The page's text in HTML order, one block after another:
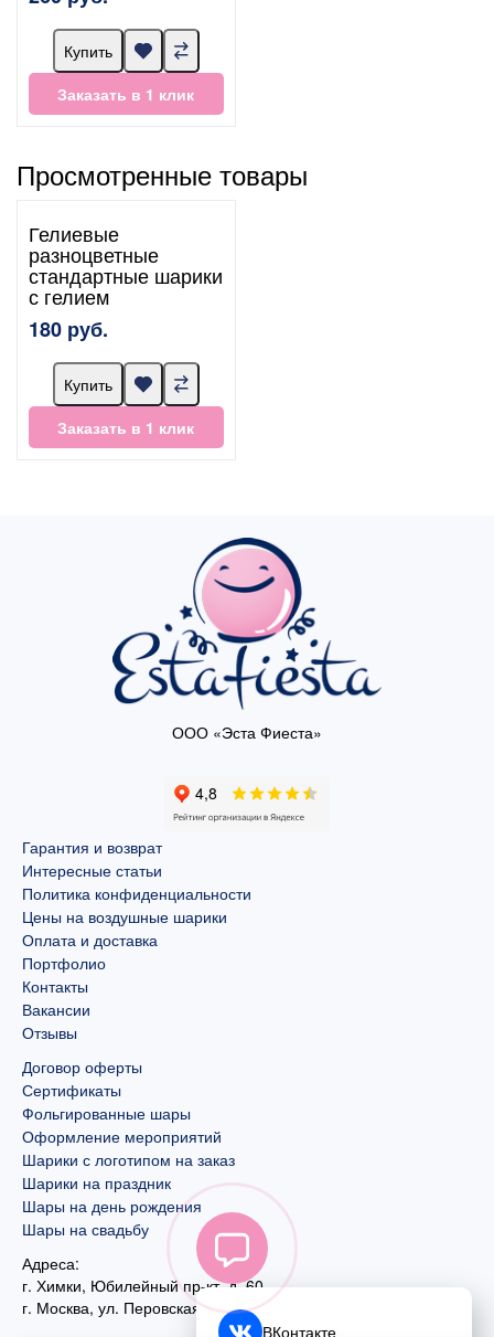
Купить
Заказать в 1 клик
Просмотренные товары
Гелиевые
разноцветные
стандартные шарики
с гелием
180 руб.
Купить
Заказать в 1 клик
ООО «Эста Фиеста»
Гарантия и возврат
Интересные статьи
Политика конфиденциальности
Цены на воздушные шарики
Оплата и доставка
Портфолио
Контакты
Вакансии
Отзывы
Договор оферты
Сертификаты
Фольгированные шары
Оформление мероприятий
Шарики с логотипом на заказ
Шарики на праздник
Шары на день рождения
Шары на свадьбу
Адреса:
г. Химки, Юбилейный пр-кт, д. 60
г. Москва, ул. Перовская, д. 59
ВКонтакте